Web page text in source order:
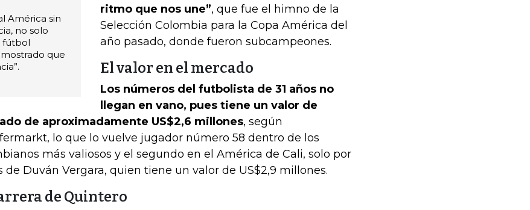
América sin
no solo
fútbol
que
ritmo que nos une”, que fue el himno de la
Selección Colombia para la Copa América del
año pasado, donde fueron subcampeones.
El valor en el mercado
Los números del futbolista de 31 años no
llegan en vano, pues tiene un valor de
de aproximadamente US$2,6 millones, según
lo que lo vuelve jugador número 58 dentro de los
más valiosos y el segundo en el América de Cali, solo por
de Duván Vergara, quien tiene un valor de US$2,9 millones.
de Quintero